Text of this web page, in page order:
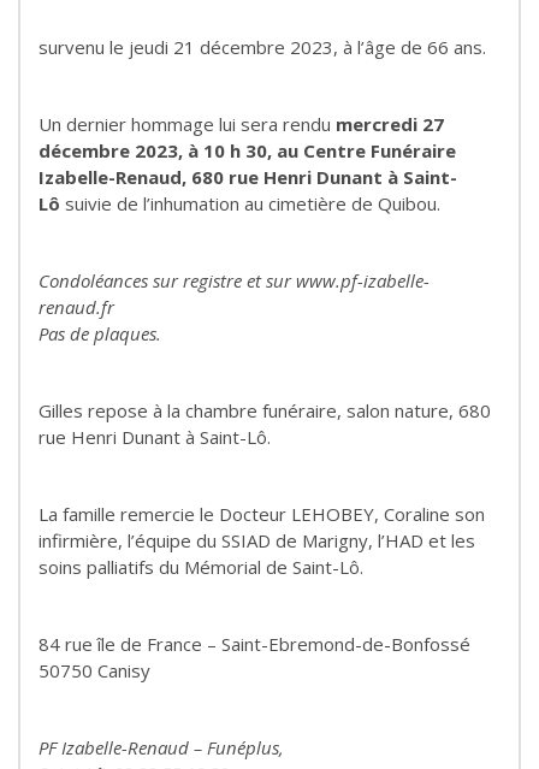
survenu le jeudi 21 décembre 2023, à l’âge de 66 ans.
Un dernier hommage lui sera rendu mercredi 27
décembre 2023, à 10 h 30, au Centre Funéraire
Izabelle-Renaud, 680 rue Henri Dunant à Saint-
Lô suivie de l’inhumation au cimetière de Quibou.
Condoléances sur registre et sur www.pf-izabelle-
renaud.fr
Pas de plaques.
Gilles repose à la chambre funéraire, salon nature, 680
rue Henri Dunant à Saint-Lô.
La famille remercie le Docteur LEHOBEY, Coraline son
infirmière, l’équipe du SSIAD de Marigny, l’HAD et les
soins palliatifs du Mémorial de Saint-Lô.
84 rue île de France – Saint-Ebremond-de-Bonfossé
50750 Canisy
PF Izabelle-Renaud – Funéplus,